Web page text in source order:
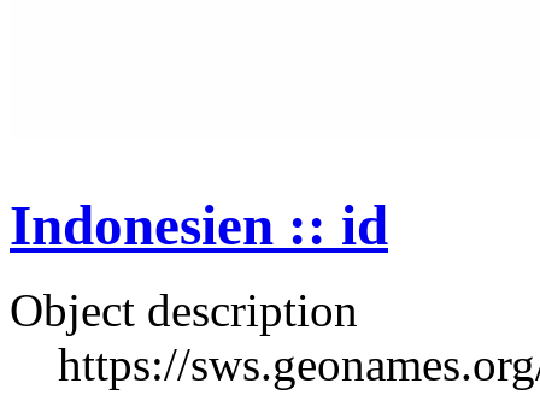
Indonesien :: id
Object description
https://